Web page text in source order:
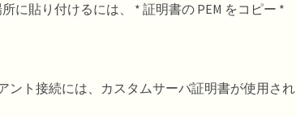
に貼り付けるには、 * 証明書の PEM をコピー *
ント接続には、カスタムサーバ証明書が使用され